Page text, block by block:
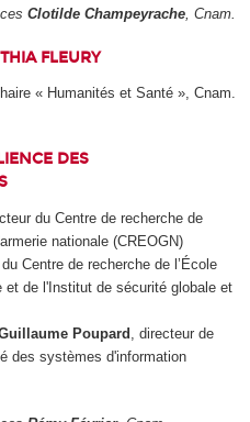
Clotilde Champeyrache, Cnam.
FLEURY
« Humanités et Santé », Cnam.
DES
du Centre de recherche de
nationale (CREOGN)
du Centre de recherche de l’École
et de l'Institut de sécurité globale et
Poupard , directeur de
des systèmes d'information